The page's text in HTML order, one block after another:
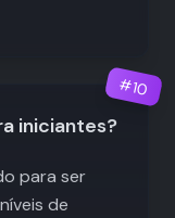
#10
iniciantes?
para ser
de